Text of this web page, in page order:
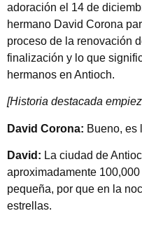
adoración el 14 de
hermano David Corona
proceso de la renovación
finalización y lo que
hermanos en Antioch.
[Historia destacada
David Corona: Bueno, es
David: La ciudad de
aproximadamente
pequeña, por que en la
estrellas.